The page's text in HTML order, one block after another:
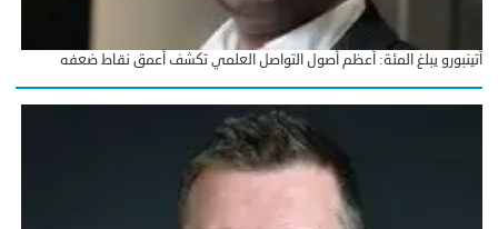
أتينبورو يبلغ المئة: أعظم أصول التواصل العلمي تكشف أعمق نقاط ضعفه